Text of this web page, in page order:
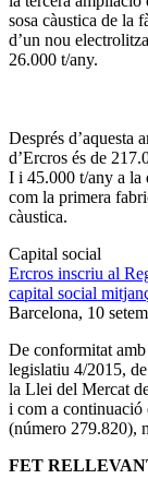
sosa càustica de la
d’un nou
26.000 t/any.
Després d’aquesta
d’Ercros és de
I i 45.000 t/any a la
com la primera
càustica.
Capital social
Ercros inscriu al
capital social
Barcelona, 10
De conformitat
legislatiu 4/2015,
la Llei del Mercat
i com a
(número 279.820),
FET